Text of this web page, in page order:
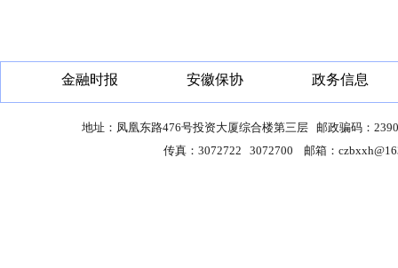
金融时报 安徽保协 政务信息
地址：凤凰东路476号投资大厦综合楼第三层 邮政骗码：
传真：3072722 3072700 邮箱：